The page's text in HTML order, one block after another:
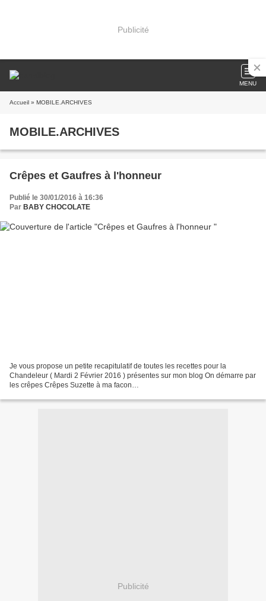
Publicité
MENU
Accueil » MOBILE.ARCHIVES
MOBILE.ARCHIVES
Crêpes et Gaufres à l'honneur
Publié le 30/01/2016 à 16:36
Par BABY CHOCOLATE
Je vous propose un petite recapitulatif de toutes les recettes pour la
Chandeleur ( Mardi 2 Février 2016 ) présentes sur mon blog On démarre par
les crêpes Crêpes Suzette à ma facon
Publicité